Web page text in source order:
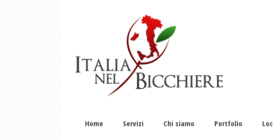
Home Servizi Chi siamo Portfolio